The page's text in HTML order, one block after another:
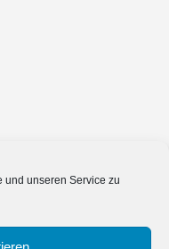
und unseren Service zu